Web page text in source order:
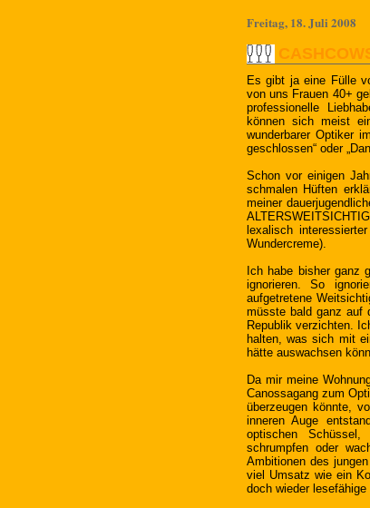
Freitag, 18. Juli 2008
Es gibt ja eine Fülle
von uns Frauen 40+
professionelle
können sich meist
wunderbarer Optiker
geschlossen“ oder
Schon vor einigen
schmalen Hüften
meiner
lexalisch
Wundercreme).
Ich habe bisher ganz
ignorieren. So
aufgetretene
müsste bald ganz auf
Republik verzichten.
halten, was sich mit
hätte auswachsen
Da mir meine
Canossagang zum
überzeugen könnte,
inneren Auge
optischen
schrumpfen oder
Ambitionen des
viel Umsatz wie ein
doch wieder